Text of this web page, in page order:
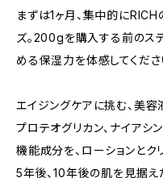
まずは1ヶ月、集中的に
ズ。200gを購入する前のス
める保湿力を体感してくださ
エイジングケアに挑む、美
プロテオグリカン、ナイアシ
機能成分を、ローションとク
5年後、10年後の肌を見据え